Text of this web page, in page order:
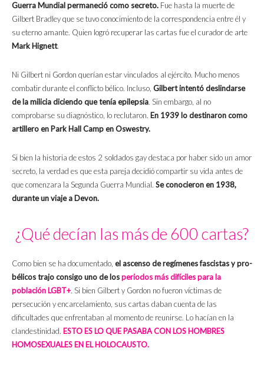
Guerra Mundial permaneció como secreto. Fue hasta la muerte de
Gilbert Bradley que se tuvo conocimiento de la correspondencia entre él y
su eterno amante. Quien logró recuperar las cartas fue el curador de arte
Mark Hignett.
Ni Gilbert ni Gordon querían estar vinculados al ejército. Mucho menos
combatir durante el conflicto bélico. Incluso, Gilbert intentó deslindarse
de la milicia diciendo que tenía epilepsia. Sin embargo, al no
comprobarse su diagnóstico, lo reclutaron. En 1939 lo destinaron como
artillero en Park Hall Camp en Oswestry.
Si bien la historia de estos 2 soldados gay destaca por haber sido un amor
secreto, la verdad es que esta pareja decidió compartir su vida antes de
que comenzara la Segunda Guerra Mundial. Se conocieron en 1938,
durante un viaje a Devon.
¿Qué decían las más de 600 cartas?
Como bien se ha documentado, el ascenso de regímenes fascistas y pro-
bélicos trajo consigo uno de losperiodos más difíciles para la
población LGBT+. Si bien Gilbert y Gordon no fueron víctimas de
persecución y encarcelamiento, sus cartas daban cuenta de las
dificultades que enfrentaban al momento de reunirse. Lo hacían en la
clandestinidad. ESTO ES LO QUE PASABA CON LOS HOMBRES
HOMOSEXUALES EN EL HOLOCAUSTO.